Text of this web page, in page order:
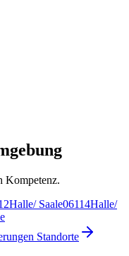
Kompetenz.
Halle/ Saale06114Halle/
Standorte